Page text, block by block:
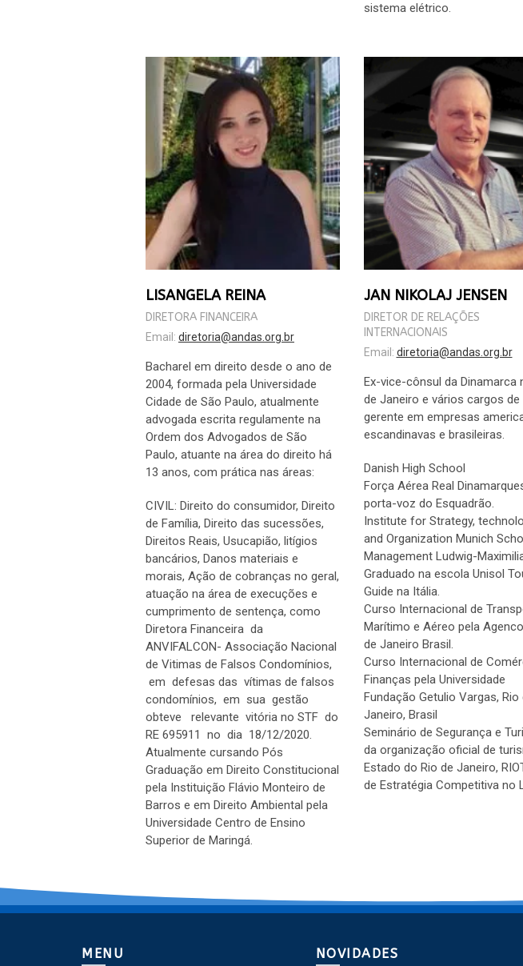
sistema elétrico.
LISANGELA REINA
DIRETORA FINANCEIRA
Email: diretoria@andas.org.br
Bacharel em direito desde o ano de
2004, formada pela Universidade
Cidade de São Paulo, atualmente
advogada escrita regulamente na
Ordem dos Advogados de São
Paulo, atuante na área do direito há
13 anos, com prática nas áreas:
CIVIL: Direito do consumidor, Direito
de Família, Direito das sucessões,
Direitos Reais, Usucapião, litígios
bancários, Danos materiais e
morais, Ação de cobranças no geral,
atuação na área de execuções e
cumprimento de sentença, como
Diretora Financeira da
ANVIFALCON- Associação Nacional
de Vitimas de Falsos Condomínios,
em defesas das vítimas de falsos
condomínios, em sua gestão
obteve relevante vitória no STF do
RE 695911 no dia 18/12/2020.
Atualmente cursando Pós
Graduação em Direito Constitucional
pela Instituição Flávio Monteiro de
Barros e em Direito Ambiental pela
Universidade Centro de Ensino
Superior de Maringá.
JAN NIKOLAJ JENSEN
DIRETOR DE RELAÇÕES
INTERNACIONAIS
Email: diretoria@andas.org.br
Ex-vice-cônsul da Dinamarca
de Janeiro e vários cargos de
gerente em empresas
escandinavas e brasileiras.
Danish High School
Força Aérea Real
porta-voz do Esquadrão.
Institute for Strategy,
and Organization Munich
Management Ludwig-
Graduado na escola Unisol
Guide na Itália.
Curso Internacional de
Marítimo e Aéreo pela
de Janeiro Brasil.
Curso Internacional de
Finanças pela Universidade
Fundação Getulio Vargas, Rio
Janeiro, Brasil
Seminário de Segurança e
da organização oficial de
Estado do Rio de Janeiro,
de Estratégia Competitiva no
MENU NOVIDADES